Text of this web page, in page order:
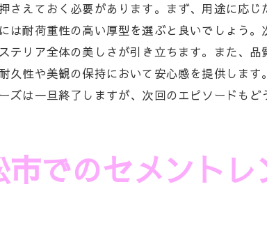
ガの特性
ザイン
えておく必要があります。まず、用途に応じ
耐荷重性の高い厚型を選ぶと良いでしょう。
リア全体の美しさが引き立ちます。また、品
性や美観の保持において安心感を提供します
は一旦終了しますが、次回のエピソードもど
でのセメント